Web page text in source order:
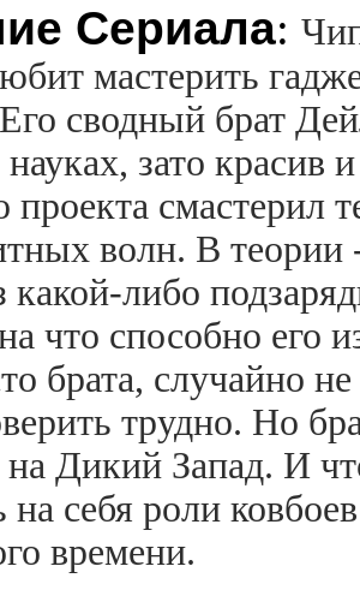
Сериала:
мастерить
сводный брат
науках, зато
проекта смастерил
волн. В
какой-либо
что способно его
брата, случайно
трудно. Но
Дикий Запад. И
на себя роли
времени.